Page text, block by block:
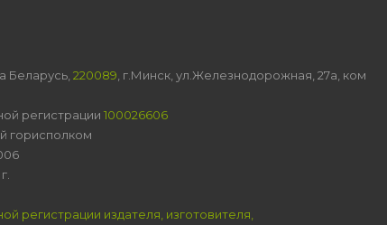
Беларусь, 220089 , г.Минск, ул.Железнодорожная, 27а, ком
регистрации 100026606
горисполком
регистрации издателя, изготовителя,